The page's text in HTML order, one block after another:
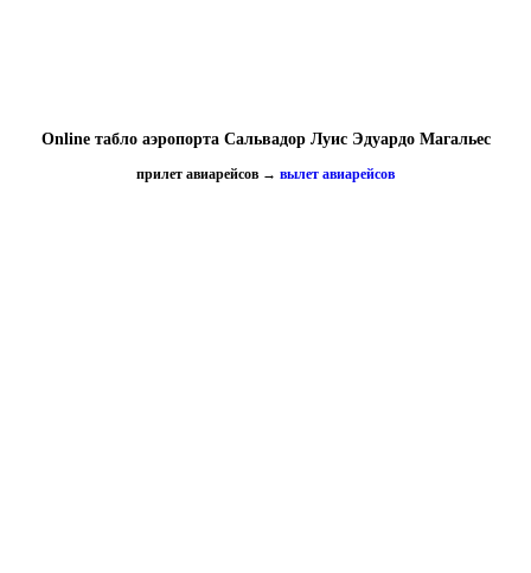
Online табло аэропорта Сальвадор Луис Эдуардо Магальес
прилет авиарейсов → вылет авиарейсов